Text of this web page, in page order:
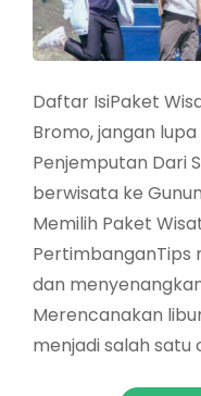
Daftar IsiPaket
Bromo, jangan
Penjemputan Dari
berwisata ke
Memilih Paket
PertimbanganTips
dan
Merencanakan
menjadi salah satu